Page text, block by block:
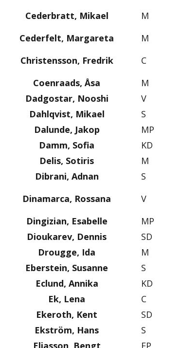
Cederbratt, Mikael
M
Cederfelt, Margareta
M
Christensson, Fredrik
C
Coenraads, Åsa
M
Dadgostar, Nooshi
V
Dahlqvist, Mikael
S
Dalunde, Jakop
MP
Damm, Sofia
KD
Delis, Sotiris
M
Dibrani, Adnan
S
Dinamarca, Rossana
V
Dingizian, Esabelle
MP
Dioukarev, Dennis
SD
Drougge, Ida
M
Eberstein, Susanne
S
Eclund, Annika
KD
Ek, Lena
C
Ekeroth, Kent
SD
Ekström, Hans
S